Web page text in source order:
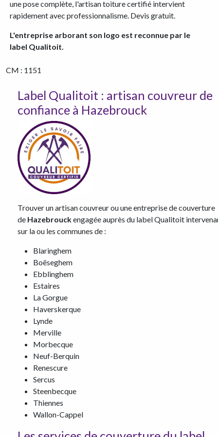
une pose complète, l'artisan toiture certifié intervient
rapidement avec professionnalisme. Devis gratuit.
L'entreprise arborant son logo est reconnue par le
label Qualitoit.
CM : 1151
Label Qualitoit : artisan couvreur de
confiance à Hazebrouck
Trouver un artisan couvreur ou une entreprise de couverture
de Hazebrouckengagée auprès du label Qualitoit
sur la ou les communes de :
Blaringhem
Boëseghem
Ebblinghem
Estaires
La Gorgue
Haverskerque
Lynde
Merville
Morbecque
Neuf-Berquin
Renescure
Sercus
Steenbecque
Thiennes
Wallon-Cappel